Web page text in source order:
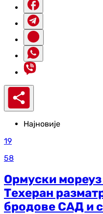
Најновије
19
58
Ормуски
Техеран
бродове САД и